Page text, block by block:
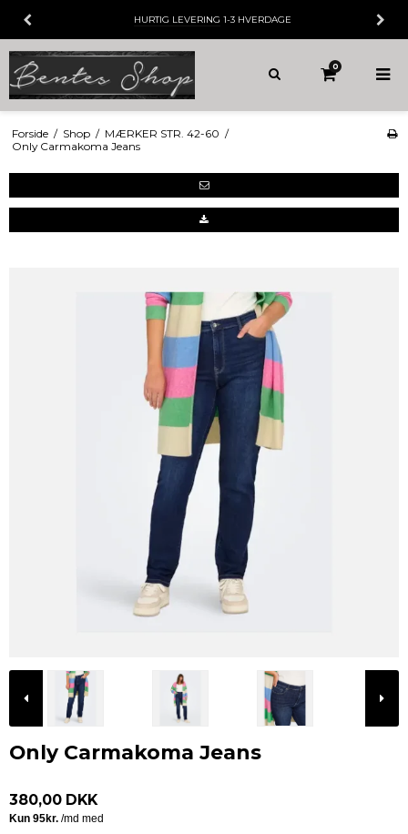
HURTIG LEVERING 1-3 HVERDAGE
0
Forside / Shop / MÆRKER STR. 42-60 /
Only Carmakoma Jeans
Only Carmakoma Jeans
380,00 DKK